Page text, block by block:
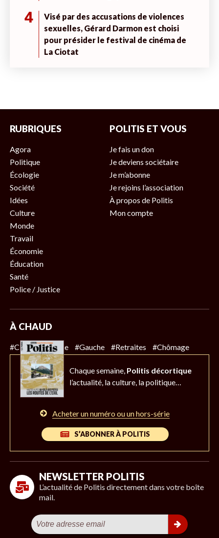
4
Visé par des accusations de violences
sexuelles, Gérard Darmon est choisi
pour présider le festival de cinéma de
La Ciotat
RUBRIQUES
Agora
Politique
Écologie
Société
Idées
Culture
Monde
Travail
Économie
Éducation
Santé
Police / Justice
POLITIS ET VOUS
Je fais un don
Je deviens sociétaire
Je m’abonne
Je rejoins l’association
À propos de Politis
Mon compte
À CHAUD
#Climat #Police #Gauche #Retraites #Chômage
Chaque semaine, Politis décortique
l’actualité, la culture, la politique…
Acheter un numéro ou un hors-série
S’ABONNER À POLITIS
NEWSLETTER POLITIS
L’actualité de Politis directement dans votre boîte
mail.